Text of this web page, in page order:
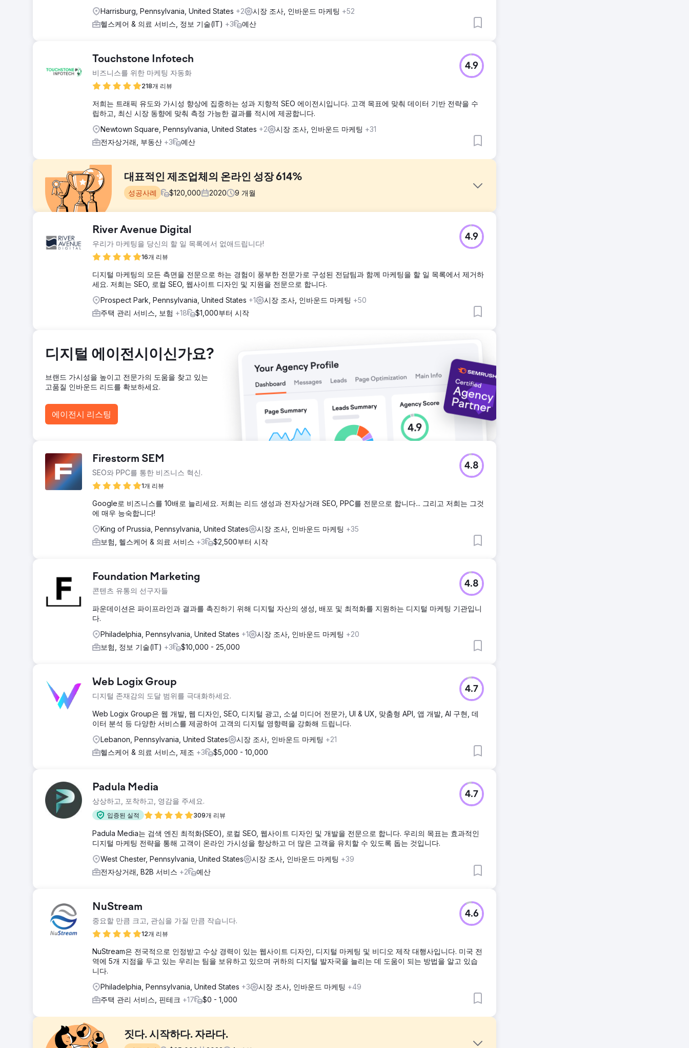
Harrisburg, Pennsylvania, United States +2 시장 조사, 인바운드 마케팅 +52
헬스케어 & 의료 서비스, 정보 기술(IT) +3 예산
Touchstone Infotech
비즈니스를 위한 마케팅 자동화
218개 리뷰
4.9
저희는 트래픽 유도와 가시성 향상에 집중하는 성과 지향적 SEO 에이전시입니다. 고객 목표에 맞춰 데이터 기반 전략을 수
립하고, 최신 시장 동향에 맞춰 측정 가능한 결과를 적시에 제공합니다.
Newtown Square, Pennsylvania, United States +2 시장 조사, 인바운드 마케팅 +31
전자상거래, 부동산 +3 예산
대표적인 제조업체의 온라인 성장 614%
성공사례 $120,000 2020 9 개월
2020년 초, 한 상징적인 스포츠 용품 제조업체는 수년간의 노력에도 불구하고 온라인 비즈니스를 성장시키는 데 어려움을 겪었습니다.
2020년 4월까지 사용자 수는 70,000명, 월 수익은 162,318.92달러에 불과했습니다. 그때 우리와 파트너 관계를 맺었습니다. 결과가 말해
우리는 참여도와 전환율을 높이기 위해 타겟 마케팅 캠페인을 통해 적합한 고객을 식별하는 데 중점을 두었습니다. 자연 검색은 비즈니스
4월에 시작했을 때 회사는 70,000명의 사용자를 유치하기 위해 초과 지출을 했고 월간 수익은 162,318달러였습니다. 8월에는 방문객
에이전시 페이지로 이동
River Avenue Digital
우리가 마케팅을 당신의 할 일 목록에서 없애드립니다!
16개 리뷰
4.9
디지털 마케팅의 모든 측면을 전문으로 하는 경험이 풍부한 전문가로 구성된 전담팀과 함께 마케팅을 할 일 목록에서 제거하
세요. 저희는 SEO, 로컬 SEO, 웹사이트 디자인 및 지원을 전문으로 합니다.
Prospect Park, Pennsylvania, United States +1 시장 조사, 인바운드 마케팅 +50
주택 관리 서비스, 보험 +18 $1,000부터 시작
디지털 에이전시이신가요?
브랜드 가시성을 높이고 전문가의 도움을 찾고 있는
고품질 인바운드 리드를 확보하세요.
에이전시 리스팅
Firestorm SEM
SEO와 PPC를 통한 비즈니스 혁신.
1개 리뷰
4.8
Google로 비즈니스를 10배로 늘리세요. 저희는 리드 생성과 전자상거래 SEO, PPC를 전문으로 합니다... 그리고 저희는 그것
에 매우 능숙합니다!
King of Prussia, Pennsylvania, United States
시장 조사, 인바운드 마케팅 +35
보험, 헬스케어 & 의료 서비스 +3 $2,500부터 시작
Foundation Marketing
콘텐츠 유통의 선구자들
4.8
파운데이션은 파이프라인과 결과를 촉진하기 위해 디지털 자산의 생성, 배포 및 최적화를 지원하는 디지털 마케팅 기관입니
다.
Philadelphia, Pennsylvania, United States +1 시장 조사, 인바운드 마케팅 +20
보험, 정보 기술(IT) +3 $10,000 - 25,000
Web Logix Group
디지털 존재감의 도달 범위를 극대화하세요.
4.7
Web Logix Group은 웹 개발, 웹 디자인, SEO, 디지털 광고, 소셜 미디어 전문가, UI & UX, 맞춤형 API, 앱 개발, AI 구현, 데
이터 분석 등 다양한 서비스를 제공하여 고객의 디지털 영향력을 강화해 드립니다.
Lebanon, Pennsylvania, United States
시장 조사, 인바운드 마케팅 +21
헬스케어 & 의료 서비스, 제조 +3 $5,000 - 10,000
Padula Media
상상하고, 포착하고, 영감을 주세요.
입증된 실적 309개 리뷰
4.7
Padula Media는 검색 엔진 최적화(SEO), 로컬 SEO, 웹사이트 디자인 및 개발을 전문으로 합니다. 우리의 목표는 효과적인
디지털 마케팅 전략을 통해 고객이 온라인 가시성을 향상하고 더 많은 고객을 유치할 수 있도록 돕는 것입니다.
West Chester, Pennsylvania, United States
시장 조사, 인바운드 마케팅 +39
전자상거래, B2B 서비스 +2 예산
NuStream
중요할 만큼 크고, 관심을 가질 만큼 작습니다.
12개 리뷰
4.6
NuStream은 전국적으로 인정받고 수상 경력이 있는 웹사이트 디자인, 디지털 마케팅 및 비디오 제작 대행사입니다. 미국 전
역에 5개 지점을 두고 있는 우리는 팀을 보유하고 있으며 귀하의 디지털 발자국을 늘리는 데 도움이 되는 방법을 알고 있습
니다.
Philadelphia, Pennsylvania, United States +3 시장 조사, 인바운드 마케팅 +49
주택 관리 서비스, 핀테크 +17 $0 - 1,000
짓다. 시작하다. 자라다.